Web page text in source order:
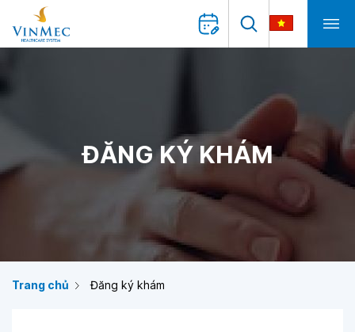
ĐĂNG KÝ KHÁM
Trang chủ Đăng ký khám